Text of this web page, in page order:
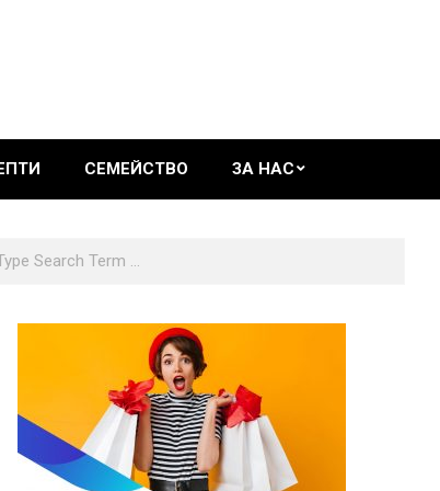
СЕМЕЙСТВО ЗА НАС